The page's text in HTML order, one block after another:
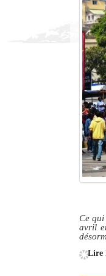
Le Nord de Madagascar
Ce
avril
Lire